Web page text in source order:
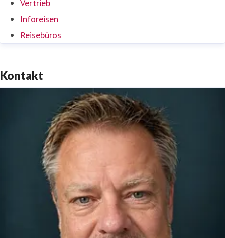
Vertrieb
Inforeisen
Reisebüros
Kontakt